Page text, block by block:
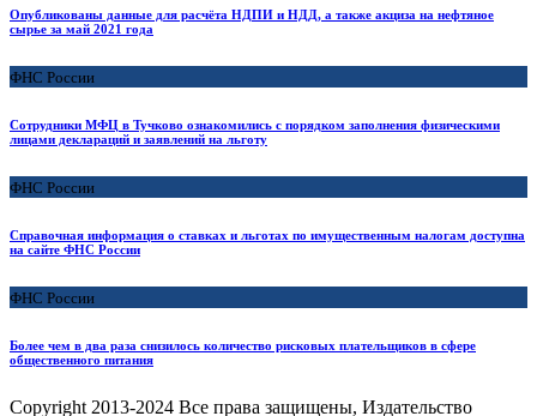
Опубликованы данные для расчёта НДПИ и НДД, а также акциза на нефтяное
сырье за май 2021 года
ФНС России
Сотрудники МФЦ в Тучково ознакомились с порядком заполнения физическими
лицами деклараций и заявлений на льготу
ФНС России
Справочная информация о ставках и льготах по имущественным налогам доступна
на сайте ФНС России
ФНС России
Более чем в два раза снизилось количество рисковых плательщиков в сфере
общественного питания
Copyright 2013-2024 Все права защищены, Издательство